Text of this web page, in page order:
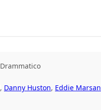
Drammatico
, Danny Huston, Eddie Marsan